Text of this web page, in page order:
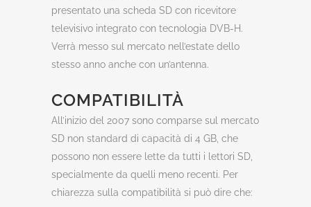
presentato una scheda SD con ricevitore
televisivo integrato con tecnologia DVB-H.
Verrà messo sul mercato nell’estate dello
stesso anno anche con un’antenna.
COMPATIBILITÀ
All’inizio del 2007 sono comparse sul mercato
SD non standard di capacità di 4 GB, che
possono non essere lette da tutti i lettori SD,
specialmente da quelli meno recenti. Per
chiarezza sulla compatibilità si può dire che: